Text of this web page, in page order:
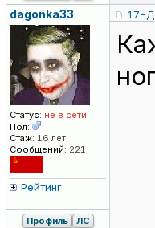
dagonka33
Статус: не в сети
Пол:
Стаж: 16 лет
Сообщений: 221
Рейтинг
17-
Профиль ЛС